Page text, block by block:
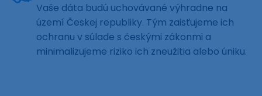
Vaše dáta budú uchovávané výhradne na
území Českej republiky. Tým zaisťujeme ich
ochranu v súlade s českými zákonmi a
minimalizujeme riziko ich zneužitia alebo úniku.